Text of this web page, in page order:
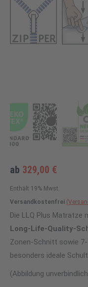
ab 329,00 €
Enthält 19% Mwst.
Versandkostenfrei
Die LLQ Plus Matratze
Long-Life-Quality-
Zonen-Schnitt sowie
besonders ideale
(Abbildung